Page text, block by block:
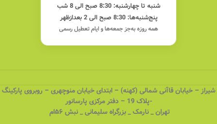
شنبه تا چهارشنبه: 8:30 صبح الی 8 شب
پنج‌شنبه‌ها: 8:30 صبح الی 2 بعدازظهر
همه روزه به‌جز جمعه‌ها و ایام تعطیل رسمی
شیراز – خیابان قاآنی شمالی (کهنه) – ابتدای خیابان منوچهری – روبروی پارکینگ
-پلاک 19 – دفتر مرکزی پارسانور
تهران _ نارمک _ بزرگراه سلیمانی _ نبش ۵۶ام